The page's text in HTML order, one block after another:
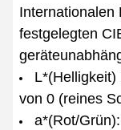
Internationalen
festgelegten
L*(Helligkeit)
von 0 (reines
a*(Rot/